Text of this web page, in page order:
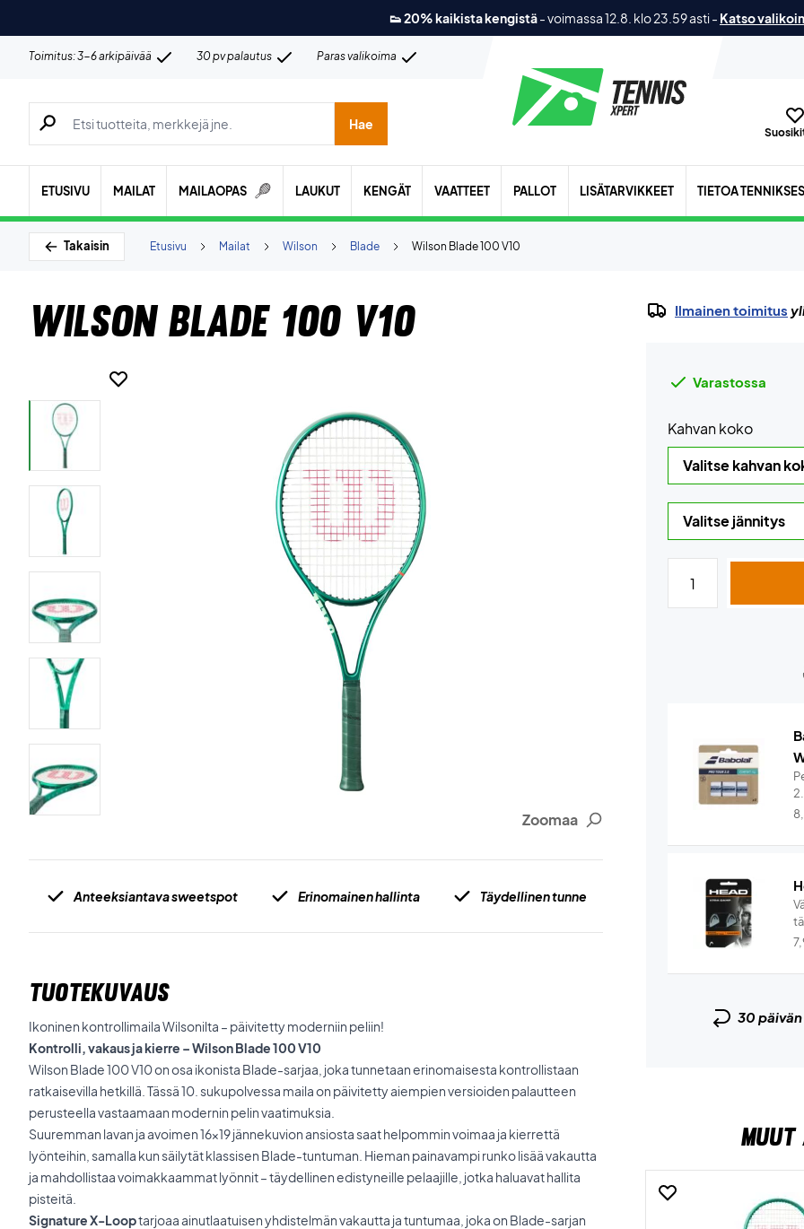
👟 20% kaikista kengistä-voimassa 12.8. klo 23.59 asti- Katso
Toimitus: 3-6 arkipäivää 30 pv palautus Paras valikoima
Hae tuotteita, merkkejä jne.
Hae
ETUSIVU MAILAT MAILAOPAS LAUKUT KENGÄT VAATTEET PALLOT LISÄTARVIKKEET TIETOA
Takaisin Wilson Blade 100 V10
Blade
Wilson
Mailat
Etusivu
Wilson Blade 100 V10
Zoomaa
Anteeksiantava sweetspot Erinomainen hallinta Täydellinen tunne
TUOTEKUVAUS
Ikoninen kontrollimaila Wilsonilta – päivitetty moderniin peliin!
Kontrolli, vakaus ja kierre – Wilson Blade 100 V10
Wilson Blade 100 V10 on osa ikonista Blade-sarjaa, joka tunnetaan erinomaisesta kontrollistaan
ratkaisevilla hetkillä. Tässä 10. sukupolvessa maila on päivitetty aiempien versioiden palautteen
perusteella vastaamaan modernin pelin vaatimuksia.
Suuremman lavan ja avoimen 16x19 jännekuvion ansiosta saat helpommin voimaa ja kierrettä
lyönteihin, samalla kun säilytät klassisen Blade-tuntuman. Hieman painavampi runko lisää vakautta
ja mahdollistaa voimakkaammat lyönnit – täydellinen edistyneille pelaajille, jotka haluavat hallita
pisteitä.
Signature X-Looptarjoaa ainutlaatuisen yhdistelmän vakautta ja tuntumaa, joka on Blade-sarjan
Ilmainen toimitus
Varastossa
Kahvan koko
30 päivän
MUUT